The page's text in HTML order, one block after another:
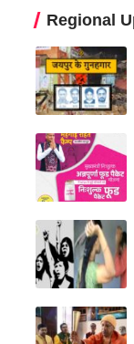
Regional